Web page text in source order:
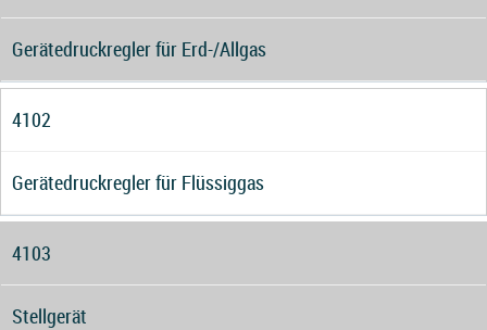
Gerätedruckregler für Erd-/Allgas
4102
Gerätedruckregler für Flüssiggas
4103
Stellgerät